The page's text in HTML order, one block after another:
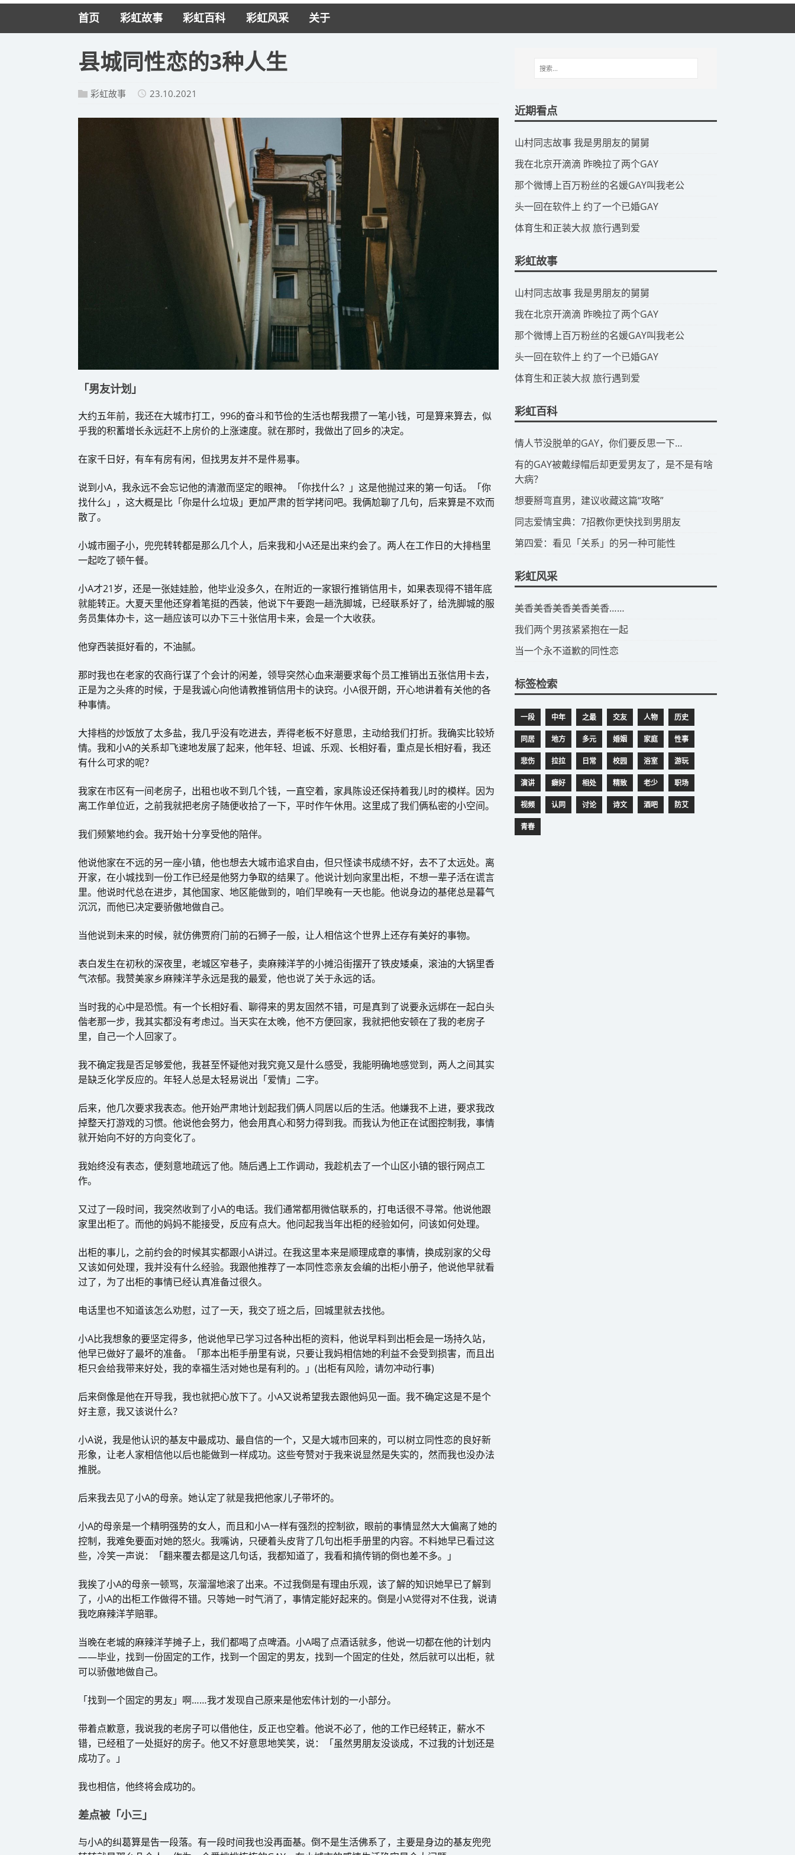
首页 彩虹故事 彩虹百科 彩虹风采 关于
县城同性恋的3种人生
彩虹故事 23.10.2021
「男友计划」
大约五年前，我还在大城市打工，996的奋斗和节俭的生活也帮我攒了一笔小钱，可是算来算去，似
乎我的积蓄增长永远赶不上房价的上涨速度。就在那时，我做出了回乡的决定。
在家千日好，有车有房有闲，但找男友并不是件易事。
说到小A，我永远不会忘记他的清澈而坚定的眼神。「你找什么？」这是他抛过来的第一句话。「你
找什么」，这大概是比「你是什么垃圾」更加严肃的哲学拷问吧。我俩尬聊了几句，后来算是不欢而
散了。
小城市圈子小，兜兜转转都是那么几个人，后来我和小A还是出来约会了。两人在工作日的大排档里
一起吃了顿午餐。
小A才21岁，还是一张娃娃脸，他毕业没多久，在附近的一家银行推销信用卡，如果表现得不错年底
就能转正。大夏天里他还穿着笔挺的西装，他说下午要跑一趟洗脚城，已经联系好了，给洗脚城的服
务员集体办卡，这一趟应该可以办下三十张信用卡来，会是一个大收获。
他穿西装挺好看的，不油腻。
那时我也在老家的农商行谋了个会计的闲差，领导突然心血来潮要求每个员工推销出五张信用卡去，
正是为之头疼的时候，于是我诚心向他请教推销信用卡的诀窍。小A很开朗，开心地讲着有关他的各
种事情。
大排档的炒饭放了太多盐，我几乎没有吃进去，弄得老板不好意思，主动给我们打折。我确实比较矫
情。我和小A的关系却飞速地发展了起来，他年轻、坦诚、乐观、长相好看，重点是长相好看，我还
有什么可求的呢？
我家在市区有一间老房子，出租也收不到几个钱，一直空着，家具陈设还保持着我儿时的模样。因为
离工作单位近，之前我就把老房子随便收拾了一下，平时作午休用。这里成了我们俩私密的小空间。
我们频繁地约会。我开始十分享受他的陪伴。
他说他家在不远的另一座小镇，他也想去大城市追求自由，但只怪读书成绩不好，去不了太远处。离
开家，在小城找到一份工作已经是他努力争取的结果了。他说计划向家里出柜，不想一辈子活在谎言
里。他说时代总在进步，其他国家、地区能做到的，咱们早晚有一天也能。他说身边的基佬总是暮气
沉沉，而他已决定要骄傲地做自己。
当他说到未来的时候，就仿佛贾府门前的石狮子一般，让人相信这个世界上还存有美好的事物。
表白发生在初秋的深夜里，老城区窄巷子，卖麻辣洋芋的小摊沿街摆开了铁皮矮桌，滚油的大锅里香
气浓郁。我赞美家乡麻辣洋芋永远是我的最爱，他也说了关于永远的话。
当时我的心中是恐慌。有一个长相好看、聊得来的男友固然不错，可是真到了说要永远绑在一起白头
偕老那一步，我其实都没有考虑过。当天实在太晚，他不方便回家，我就把他安顿在了我的老房子
里，自己一个人回家了。
我不确定我是否足够爱他，我甚至怀疑他对我究竟又是什么感受，我能明确地感觉到，两人之间其实
是缺乏化学反应的。年轻人总是太轻易说出「爱情」二字。
后来，他几次要求我表态。他开始严肃地计划起我们俩人同居以后的生活。他嫌我不上进，要求我改
掉整天打游戏的习惯。他说他会努力，他会用真心和努力得到我。而我认为他正在试图控制我，事情
就开始向不好的方向变化了。
我始终没有表态，便刻意地疏远了他。随后遇上工作调动，我趁机去了一个山区小镇的银行网点工
作。
又过了一段时间，我突然收到了小A的电话。我们通常都用微信联系的，打电话很不寻常。他说他跟
家里出柜了。而他的妈妈不能接受，反应有点大。他问起我当年出柜的经验如何，问该如何处理。
出柜的事儿，之前约会的时候其实都跟小A讲过。在我这里本来是顺理成章的事情，换成别家的父母
又该如何处理，我并没有什么经验。我跟他推荐了一本同性恋亲友会编的出柜小册子，他说他早就看
过了，为了出柜的事情已经认真准备过很久。
电话里也不知道该怎么劝慰，过了一天，我交了班之后，回城里就去找他。
小A比我想象的要坚定得多，他说他早已学习过各种出柜的资料，他说早料到出柜会是一场持久站，
他早已做好了最坏的准备。「那本出柜手册里有说，只要让我妈相信她的利益不会受到损害，而且出
柜只会给我带来好处，我的幸福生活对她也是有利的。」(出柜有风险，请勿冲动行事)
后来倒像是他在开导我，我也就把心放下了。小A又说希望我去跟他妈见一面。我不确定这是不是个
好主意，我又该说什么？
小A说，我是他认识的基友中最成功、最自信的一个，又是大城市回来的，可以树立同性恋的良好新
形象，让老人家相信他以后也能做到一样成功。这些夸赞对于我来说显然是失实的，然而我也没办法
推脱。
后来我去见了小A的母亲。她认定了就是我把他家儿子带坏的。
小A的母亲是一个精明强势的女人，而且和小A一样有强烈的控制欲，眼前的事情显然大大偏离了她的
控制，我难免要面对她的怒火。我嘴讷，只硬着头皮背了几句出柜手册里的内容。不料她早已看过这
些，冷笑一声说：「翻来覆去都是这几句话，我都知道了，我看和搞传销的倒也差不多。」
我挨了小A的母亲一顿骂，灰溜溜地滚了出来。不过我倒是有理由乐观，该了解的知识她早已了解到
了，小A的出柜工作做得不错。只等她一时气消了，事情定能好起来的。倒是小A觉得对不住我，说请
我吃麻辣洋芋赔罪。
当晚在老城的麻辣洋芋摊子上，我们都喝了点啤酒。小A喝了点酒话就多，他说一切都在他的计划内
——毕业，找到一份固定的工作，找到一个固定的男友，找到一个固定的住处，然后就可以出柜，就
可以骄傲地做自己。
「找到一个固定的男友」啊……我才发现自己原来是他宏伟计划的一小部分。
带着点歉意，我说我的老房子可以借他住，反正也空着。他说不必了，他的工作已经转正，薪水不
错，已经租了一处挺好的房子。他又不好意思地笑笑，说：「虽然男朋友没谈成，不过我的计划还是
成功了。」
我也相信，他终将会成功的。
差点被「小三」
与小A的纠葛算是告一段落。有一段时间我也没再面基。倒不是生活佛系了，主要是身边的基友兜兜
近期看点
​山村同志故事 我是男朋友的舅舅
​我在北京开滴滴 昨晚拉了两个GAY
​那个微博上百万粉丝的名媛GAY叫我老公
​头一回在软件上 约了一个已婚GAY
​体育生和正装大叔 旅行遇到爱
彩虹故事
​山村同志故事 我是男朋友的舅舅
​我在北京开滴滴 昨晚拉了两个GAY
​那个微博上百万粉丝的名媛GAY叫我老公
​头一回在软件上 约了一个已婚GAY
​体育生和正装大叔 旅行遇到爱
彩虹百科
​情人节没脱单的GAY，你们要反思一下…
​有的GAY被戴绿帽后却更爱男友了，是不是有啥
大病？
​想要掰弯直男，建议收藏这篇“攻略”
​同志爱情宝典：7招教你更快找到男朋友
​第四爱：看见「关系」的另一种可能性
彩虹风采
​美香美香美香美香美香……
我们两个男孩紧紧抱在一起
当一个永不道歉的同性恋
标签检索
一段 中年 之最 交友 人物 历史
同居 地方 多元 婚姻 家庭 性事
悲伤 拉拉 日常 校园 浴室 游玩
演讲 癖好 相处 精致 老少 职场
视频 认同 讨论 诗文 酒吧 防艾
青春